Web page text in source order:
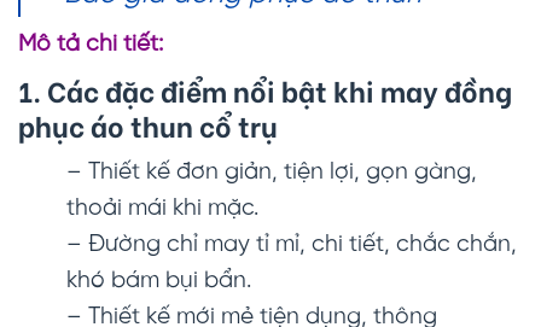
Mô tả chi tiết:
1. Các đặc điểm nổi bật khi may đồng
phục áo thun cổ trụ
– Thiết kế đơn giản, tiện lợi, gọn gàng,
thoải mái khi mặc.
– Đường chỉ may tỉ mỉ, chi tiết, chắc chắn,
khó bám bụi bẩn.
– Thiết kế mới mẻ tiện dụng, thông